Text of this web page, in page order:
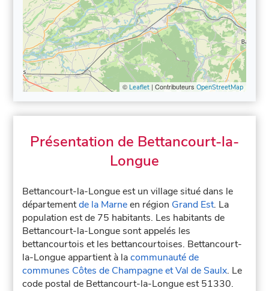
© Leaflet| Contributeurs OpenStreetMap
Présentation de Bettancourt-la-
Longue
Bettancourt-la-Longue est un village situé dans le
départementde la Marneen région Grand Est. La
population est de 75 habitants. Les habitants de
Bettancourt-la-Longue sont appelés les
bettancourtois et les bettancourtoises. Bettancourt-
la-Longue appartient à lacommunauté de
communes Côtes de Champagne et Val de Saulx. Le
code postal de Bettancourt-la-Longue est 51330.